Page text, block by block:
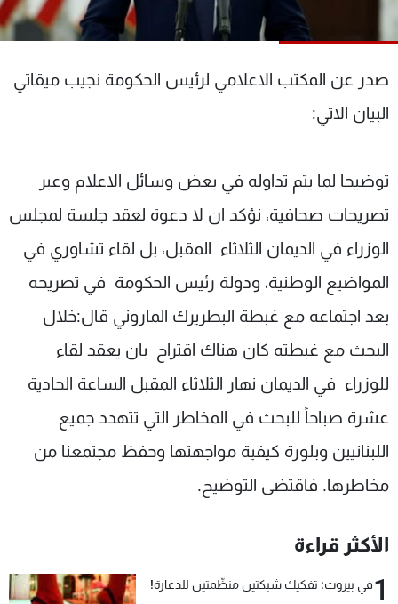
صدر عن المكتب الاعلامي لرئيس الحكومة نجيب ميقاتي
البيان الاتي:
توضيحا لما يتم تداوله في بعض وسائل الاعلام وعبر
تصريحات صحافية، نؤكد ان لا دعوة لعقد جلسة لمجلس
الوزراء في الديمان الثلاثاء المقبل، بل لقاء تشاوري في
المواضيع الوطنية، ودولة رئيس الحكومة في تصريحه
بعد اجتماعه مع غبطة البطريرك الماروني قال:خلال
البحث مع غبطته كان هناك اقتراح بان يعقد لقاء
للوزراء في الديمان نهار الثلاثاء المقبل الساعة الحادية
عشرة صباحاً للبحث في المخاطر التي تتهدد جميع
اللبنانيين وبلورة كيفية مواجهتها وحفظ مجتمعنا من
مخاطرها. فاقتضى التوضيح.
الأكثر قراءة
1في بيروت: تفكيك شبكتين منظّمتين للدعارة!
شاهد البرامج
الإنـتـاج
لاعلاناتكم
تواصل معنا
شروط الإسـتخدام
سياسة الخصوصية